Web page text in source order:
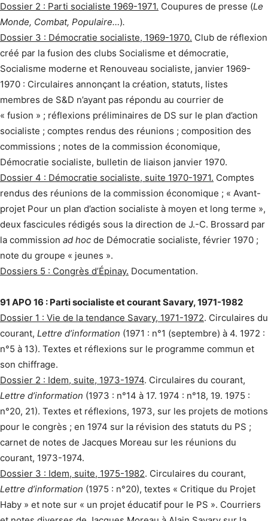
Dossier 2 : Parti socialiste 1969-1971. Coupures de presse (Le
Monde, Combat, Populaire…).
Dossier 3 : Démocratie socialiste, 1969-1970. Club de réflexion
créé par la fusion des clubs Socialisme et démocratie,
Socialisme moderne et Renouveau socialiste, janvier 1969-
1970 : Circulaires annonçant la création, statuts, listes
membres de S&D n’ayant pas répondu au courrier de
« fusion » ; réflexions préliminaires de DS sur le plan d’action
socialiste ; comptes rendus des réunions ; composition des
commissions ; notes de la commission économique,
Démocratie socialiste, bulletin de liaison janvier 1970.
Dossier 4 : Démocratie socialiste, suite 1970-1971. Comptes
rendus des réunions de la commission économique ; « Avant-
projet Pour un plan d’action socialiste à moyen et long terme »,
deux fascicules rédigés sous la direction de J.-C. Brossard par
la commission ad hoc de Démocratie socialiste, février 1970 ;
note du groupe « jeunes ».
Dossiers 5 : Congrès d’Épinay. Documentation.
91 APO 16 : Parti socialiste et courant Savary, 1971-1982
Dossier 1 : Vie de la tendance Savary, 1971-1972. Circulaires du
courant, Lettre d’information (1971 : n°1 (septembre) à 4. 1972 :
n°5 à 13). Textes et réflexions sur le programme commun et
son chiffrage.
Dossier 2 : Idem, suite, 1973-1974. Circulaires du courant,
Lettre d’information (1973 : n°14 à 17. 1974 : n°18, 19. 1975 :
n°20, 21). Textes et réflexions, 1973, sur les projets de motions
pour le congrès ; en 1974 sur la révision des statuts du PS ;
carnet de notes de Jacques Moreau sur les réunions du
courant, 1973-1974.
Dossier 3 : Idem, suite, 1975-1982. Circulaires du courant,
Lettre d’information (1975 : n°20), textes « Critique du Projet
Haby » et note sur « un projet éducatif pour le PS ». Courriers